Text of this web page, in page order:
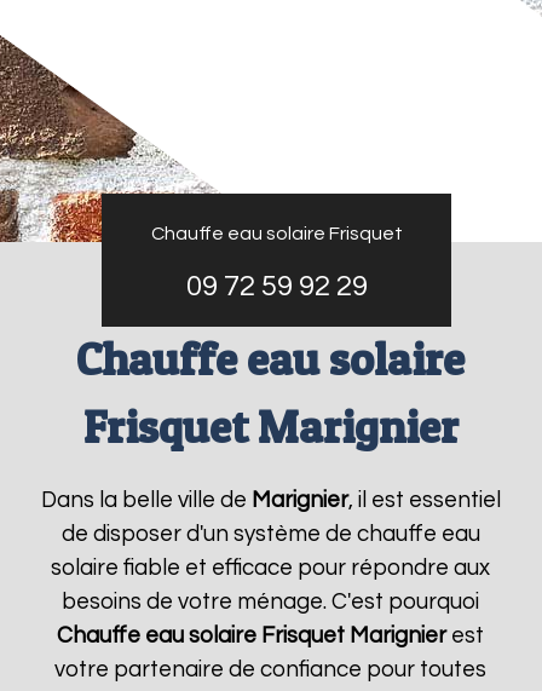
Chauffe eau solaire Frisquet
09 72 59 92 29
Chauffe eau solaire
Frisquet Marignier
Dans la belle ville de Marignier, il est essentiel
de disposer d'un système de chauffe eau
solaire fiable et efficace pour répondre aux
besoins de votre ménage. C'est pourquoi
Chauffe eau solaire Frisquet Marignierest
votre partenaire de confiance pour toutes